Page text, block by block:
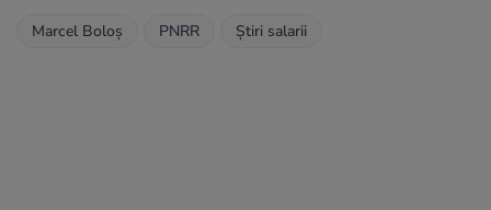
Marcel Boloș PNRR Știri salarii